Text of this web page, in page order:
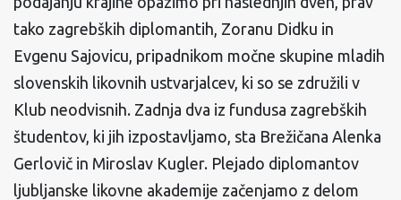
tako zagrebških diplomantih, Zoranu Didku in
Evgenu Sajovicu, pripadnikom močne skupine mladih
slovenskih likovnih ustvarjalcev, ki so se združili v
Klub neodvisnih. Zadnja dva iz fundusa zagrebških
študentov, ki jih izpostavljamo, sta Brežičana Alenka
Gerlovič in Miroslav Kugler. Plejado diplomantov
ljubljanske likovne akademije začenjamo z delom